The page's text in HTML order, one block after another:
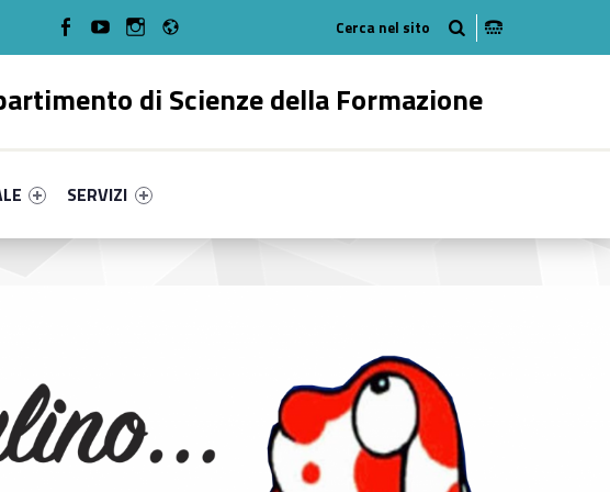
di Scienze della Formazione
SERVIZI
WebMan on FacebookWebMan on YoutubeWebMan on Instagram